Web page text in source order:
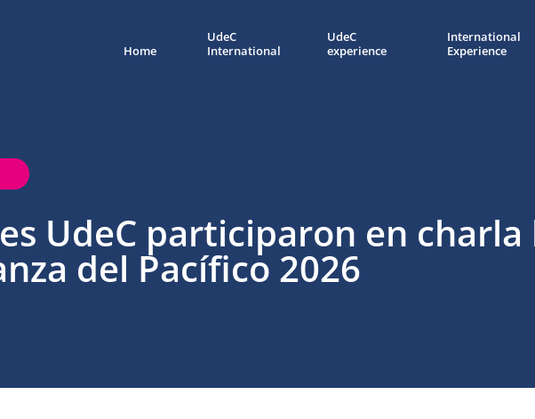
Home
UdeC
International
UdeC
experience
International
Experience
UdeC participaron en
del Pacífico 2026